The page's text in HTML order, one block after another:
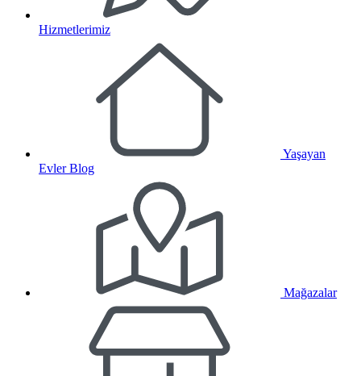
Hizmetlerimiz
Yaşayan
Evler Blog
Mağazalar